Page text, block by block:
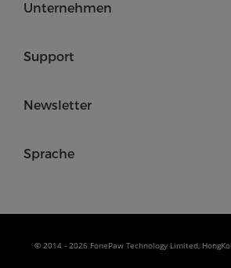
Unternehmen
Support
Newsletter
Sprache
© 2014 - 2026 FonePaw Technology Limited,